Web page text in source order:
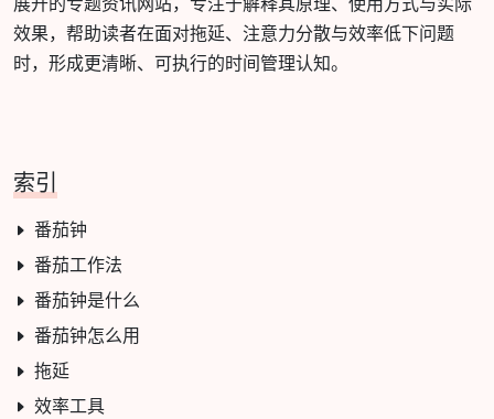
展开的专题资讯网站，专注于解释其原理、使用方式与实际
效果，帮助读者在面对拖延、注意力分散与效率低下问题
时，形成更清晰、可执行的时间管理认知。
索引
番茄钟
番茄工作法
番茄钟是什么
番茄钟怎么用
拖延
效率工具